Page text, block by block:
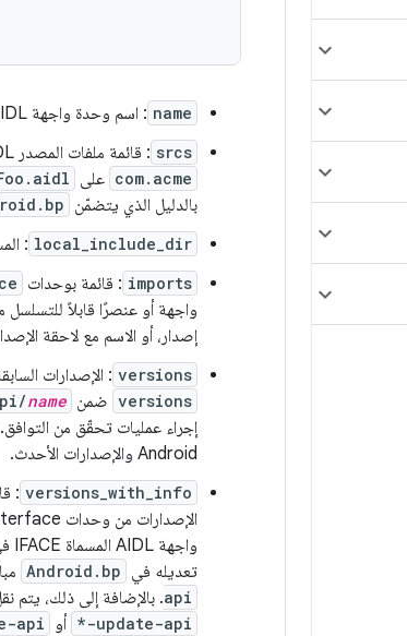
name : اسم وحدة واجهة AIDL التي تحدّد بشكل فريد واجهة AIDL.
srcs : قائمة ملفات المصدر AIDL التي تتألف منها الواجهة. يجب أن يكون المسار لنوع AIDL
com.acme على
بالدليل الذي يتضمّن
local_include_dir
:
imports : قائمة بوحدات
واجهة أو عنصرًا قابلاً للتسلسل
إصدار، أو الاسم مع لاحقة
versions : الإصدارات
versions ضمن name
إجراء عمليات تحقّق من
Android والإصدارات الأحدث.
versions_with_info
:
واجهة AIDL المسماة IFACE في
تعديله في Android.bp
api. بالإضافة إلى ذلك، يتم
*-update-api أو api